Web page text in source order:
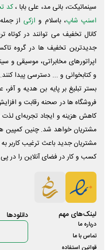
سینماتیکت، بانی مد، علی‌ بابا ،کد
اسنپ شاپ، باسلام و ازکی از
کانال تخفیف می توانند در کوتاه
جدیدترین تخفیف ها در گروه
اپراتورهای مخابراتی، موسیقی و
و کتابخوانی و ... دسترسی پیدا کنند.
بستر تبلیغ بر پایه بن هدیه و
فروشگاه ها در صحنه رقابت و
کاهش هزینه و ایجاد تجربه‌ای
مشتریان خواهد شد. چنین
مشتریان جدید باعث ترغیب کاربر
کسب و کار در فضای آنلاین را در
لینک‌های مهم
درباره ما
تماس با ما
قوانین استفاده
دانلود‌ها